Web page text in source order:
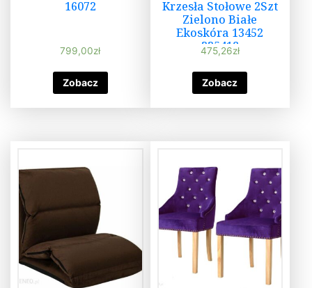
16072
799,00zł
Zobacz
Krzesła Stołowe 2Szt
Zielono Białe
Ekoskóra 13452
335418
475,26zł
Zobacz